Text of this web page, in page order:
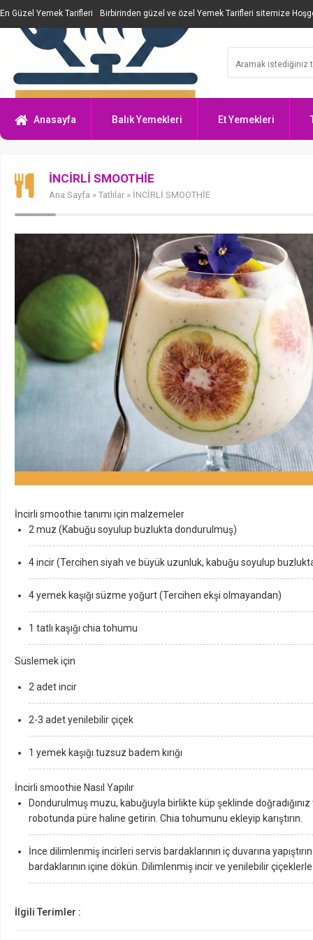
En Güzel Yemek Tarifleri Birbirinden güzel ve özel Yemek Tarifleri sitemize
Anasayfa Balık Yemekleri Et Yemekleri
İNCİRLİ SMOOTHİE
Ana Sayfa » Tatlılar » İNCİRLİ SMOOTHİE
İncirli smoothie tanımı için malzemeler
2 muz (Kabuğu soyulup buzlukta dondurulmuş)
4 incir (Tercihen siyah ve büyük uzunluk, kabuğu soyulup
4 yemek kaşığı süzme yoğurt (Tercihen ekşi olmayandan)
1 tatlı kaşığı chia tohumu
Süslemek için
2 adet incir
2-3 adet yenilebilir çiçek
1 yemek kaşığı tuzsuz badem kırığı
İncirli smoothie Nasıl Yapılır
Dondurulmuş muzu, kabuğuyla birlikte küp şeklinde
robotunda püre haline getirin. Chia tohumunu ekleyip karıştırın.
İnce dilimlenmiş incirleri servis bardaklarının iç duvarına
bardaklarının içine dökün. Dilimlenmiş incir ve yenilebilir
İlgili Terimler :